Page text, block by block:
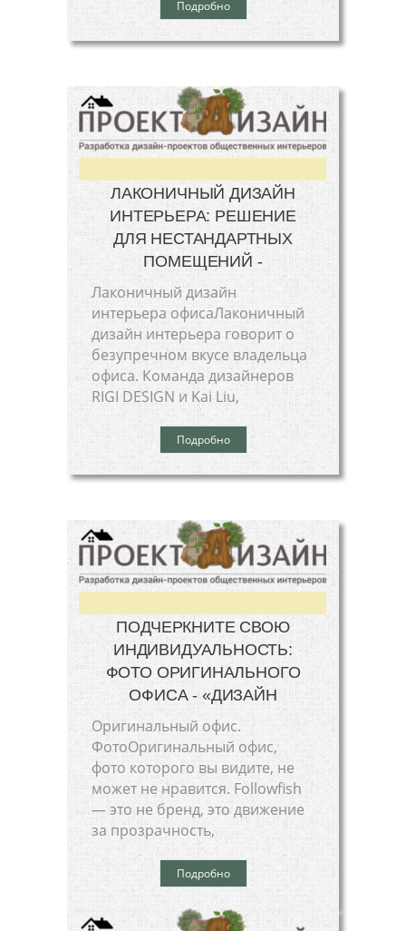
Подробно
ЛАКОНИЧНЫЙ ДИЗАЙН
ИНТЕРЬЕРА: РЕШЕНИЕ
ДЛЯ НЕСТАНДАРТНЫХ
ПОМЕЩЕНИЙ -
Лаконичный дизайн
интерьера офисаЛаконичный
дизайн интерьера говорит о
безупречном вкусе владельца
офиса. Команда дизайнеров
RIGI DESIGN и Kai Liu,
Подробно
ПОДЧЕРКНИТЕ СВОЮ
ИНДИВИДУАЛЬНОСТЬ:
ФОТО ОРИГИНАЛЬНОГО
ОФИСА - «ДИЗАЙН
Оригинальный офис.
ФотоОригинальный офис,
фото которого вы видите, не
может не нравится. Followfish
— это не бренд, это движение
за прозрачность,
Подробно